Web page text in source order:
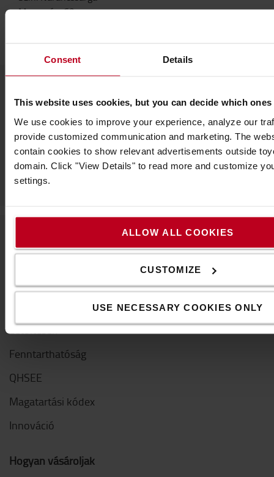
Consent Details
This website uses cookies, but you can decide which ones
We use cookies to improve your experience, analyze our
provide customized communication and marketing. The
contain cookies to show relevant advertisements outside
domain. Click "View Details" to read more and customize
settings.
ALLOW ALL COOKIES
CUSTOMIZE
USE NECESSARY COOKIES ONLY
Magasság:62cm
Népszerű kiegészítők
LÁSD AZ ÖSSZES TARTOZÉKOT
A Toyotáról
Kik vagyunk mi
Miért vásároljunk Toyotát
Letöltések
Fenntarthatóság
QHSEE
Magatartási kódex
Innováció
Hogyan vásároljak